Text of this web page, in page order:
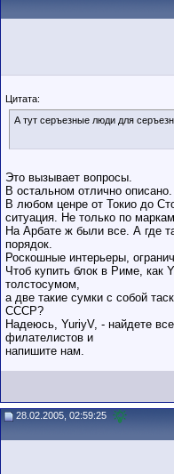
Цитата:
А тут серъезные люди для
Это вызывает вопросы.
В остальном отлично описано.
В любом ценре от Токио до
ситуация. Не только по
На Арбате ж были все. А где
порядок.
Роскошные интерьеры,
Чтоб купить блок в Риме, как
толстосумом,
а две такие сумки с собой
СССР?
Надеюсь, YuriyV, - найдете
филателистов и
напишите нам.
28.02.2005, 02:59:25